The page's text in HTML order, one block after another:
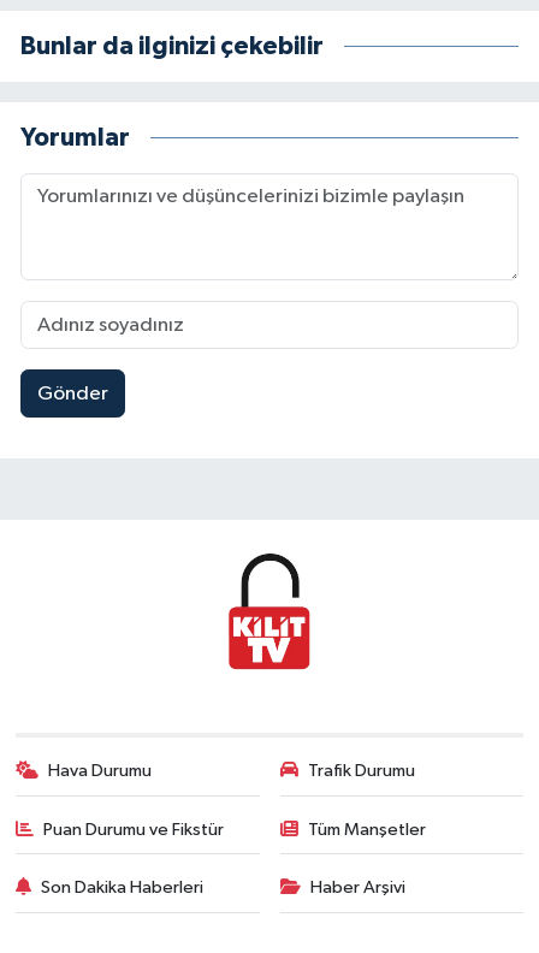
Bunlar da ilginizi çekebilir
Yorumlar
Gönder
Hava Durumu Trafik Durumu
Puan Durumu ve Fikstür Tüm Manşetler
Son Dakika Haberleri Haber Arşivi